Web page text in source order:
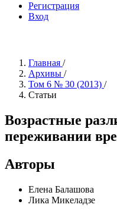
Регистрация
Вход
Главная /
Архивы /
Том 6 № 30 (2013) /
Статьи
Возрастные
переживании
Авторы
Елена Балашова
Лика Микеладзе